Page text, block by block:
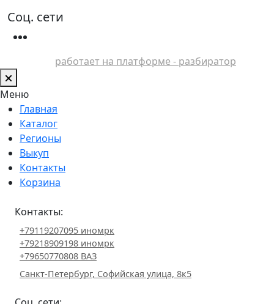
Соц. сети
работает на платформе - разбиратор
Меню
Главная
Каталог
Регионы
Выкуп
Контакты
Корзина
Контакты:
+79119207095 иномрк
+79218909198 иномрк
+79650770808 ВАЗ
Санкт-Петербург, Софийская улица, 8к5